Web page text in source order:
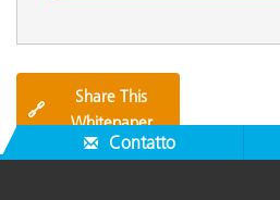
🔗
Share This
Whitepaper
Contatto